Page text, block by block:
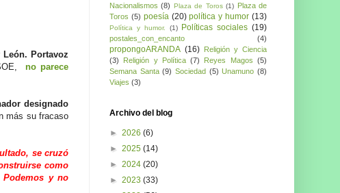
Portavoz
no parece
designado
más su fracaso
se cruzó
como
Podemos y no
Nacionalismos (8) Plaza de Toros (1) Plaza de
Toros (5) poesía (20) política y humor (13)
Política y humor. (1) Políticas sociales (19)
postales_con_encanto (4)
propongoARANDA (16) Religión y Ciencia
(3)
Religión y Política (7) Reyes Magos (5)
Semana Santa (9) Sociedad (5) Unamuno (8)
Viajes (3)
Archivo del blog
► 2026 (6)
► 2025 (14)
► 2024 (20)
► 2023 (33)